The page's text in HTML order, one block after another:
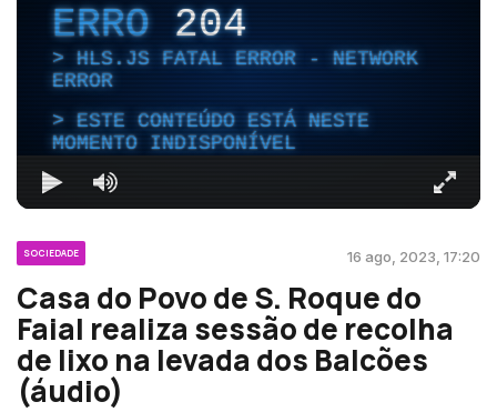
ERRO204
HLS.JS FATAL ERROR - NETWORK
ERROR
ESTE CONTEÚDO ESTÁ NESTE
MOMENTO INDISPONÍVEL
SOCIEDADE 16 ago, 2023, 17:20
Casa do Povo de S. Roque do
Faial realiza sessão de recolha
de lixo na levada dos Balcões
(áudio)